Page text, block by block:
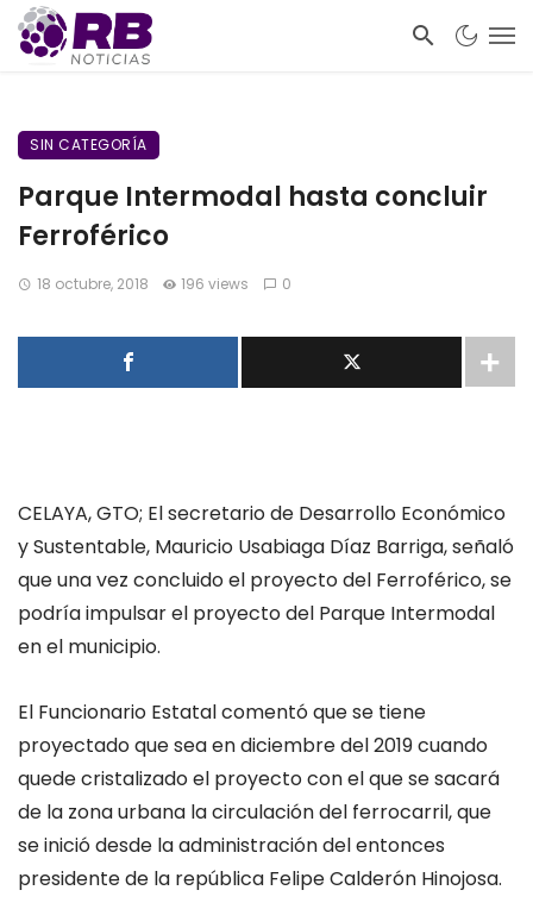
SIN CATEGORÍA
Parque Intermodal hasta concluir
Ferroférico
18 octubre, 2018 196 views 0
CELAYA, GTO; El secretario de Desarrollo Económico
y Sustentable, Mauricio Usabiaga Díaz Barriga, señaló
que una vez concluido el proyecto del Ferroférico, se
podría impulsar el proyecto del Parque Intermodal
en el municipio.
El Funcionario Estatal comentó que se tiene
proyectado que sea en diciembre del 2019 cuando
quede cristalizado el proyecto con el que se sacará
de la zona urbana la circulación del ferrocarril, que
se inició desde la administración del entonces
presidente de la república Felipe Calderón Hinojosa.